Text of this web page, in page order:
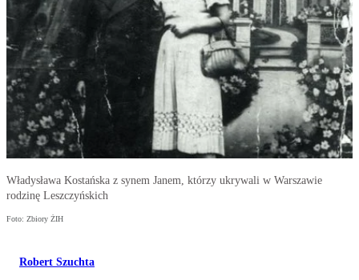
Władysława Kostańska z synem Janem, którzy ukrywali w Warszawie
rodzinę Leszczyńskich
Foto: Zbiory ŻIH
Robert Szuchta